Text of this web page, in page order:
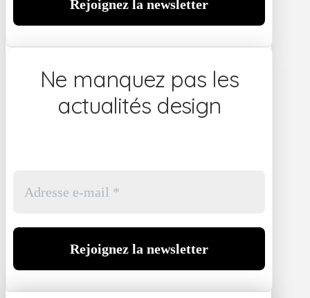
Ne manquez pas les
actualités design